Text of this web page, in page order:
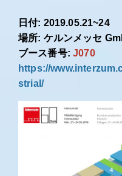
日付: 2019.05.21~24
場所: ケルンメッセ
ブース番号:J070
https://
strial/